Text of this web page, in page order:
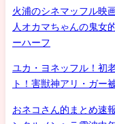
火浦のシネマッフル映
人オカマちゃんの鬼女
ーハーフ
ユカ・ヨネッフル！初
ト！害獣神アリ・ガー
おネコさん的まとめ速